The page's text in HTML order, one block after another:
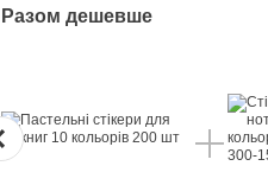
Разом дешевше